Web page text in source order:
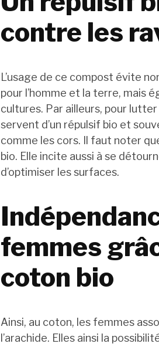
contre les
L’usage de ce compost évite
pour l’homme et la terre, mais
cultures. Par ailleurs, pour
servent d’un répulsif bio et
comme les cors. Il faut noter
bio. Elle incite aussi à se
d’optimiser les surfaces.
femmes
coton bio
Ainsi, au coton, les femmes
l’arachide. Elles ainsi la